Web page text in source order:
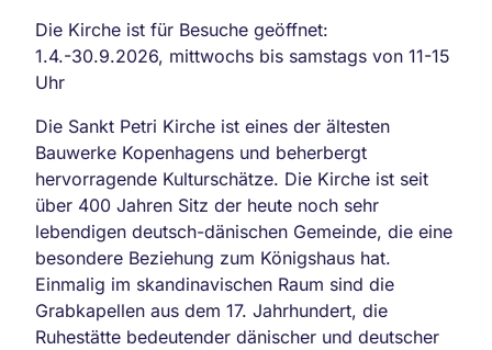
Die Kirche ist für Besuche geöffnet:
1.4.-30.9.2026, mittwochs bis samstags von 11-15
Uhr
Die Sankt Petri Kirche ist eines der ältesten
Bauwerke Kopenhagens und beherbergt
hervorragende Kulturschätze. Die Kirche ist seit
über 400 Jahren Sitz der heute noch sehr
lebendigen deutsch-dänischen Gemeinde, die eine
besondere Beziehung zum Königshaus hat.
Einmalig im skandinavischen Raum sind die
Grabkapellen aus dem 17. Jahrhundert, die
Ruhestätte bedeutender dänischer und deutscher